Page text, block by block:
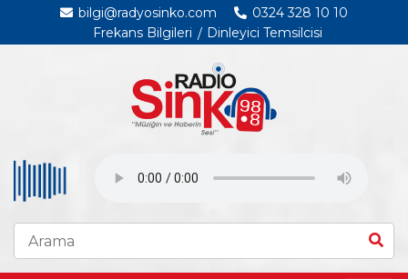
bilgi@radyosinko.com
0324 328 10 10
Frekans Bilgileri
Dinleyici Temsilcisi